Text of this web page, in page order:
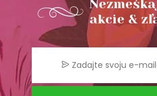
akcie &